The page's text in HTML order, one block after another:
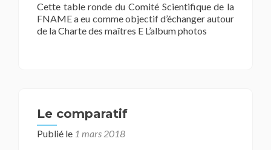
Cette table ronde du Comité Scientifique de la
FNAME a eu comme objectif d’échanger autour
de la Charte des maîtres E L’album photos
Le comparatif
Publié le 1 mars 2018